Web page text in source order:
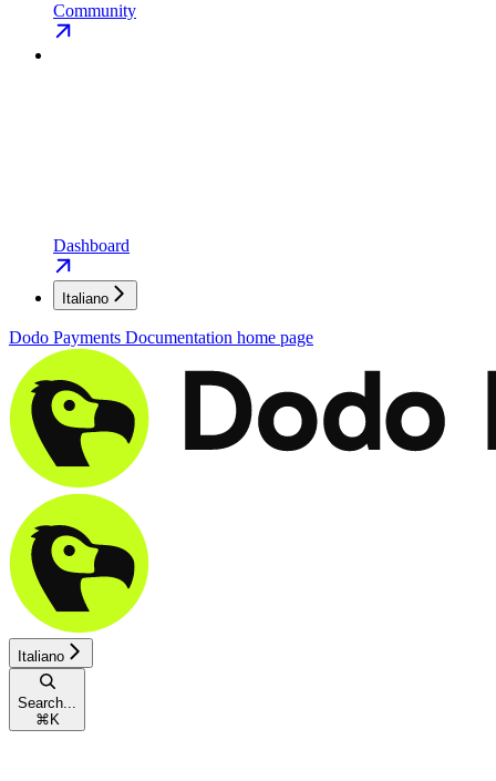
Community
Dashboard
Italiano
Dodo Payments Documentation home page
Italiano
Search...
⌘ K